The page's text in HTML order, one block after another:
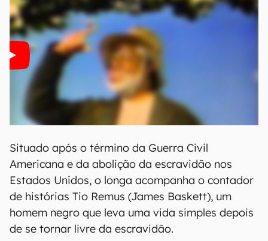
Situado após o término da Guerra Civil
Americana e da abolição da escravidão nos
Estados Unidos, o longa acompanha o contador
de histórias Tio Remus (James Baskett), um
homem negro que leva uma vida simples depois
de se tornar livre da escravidão.